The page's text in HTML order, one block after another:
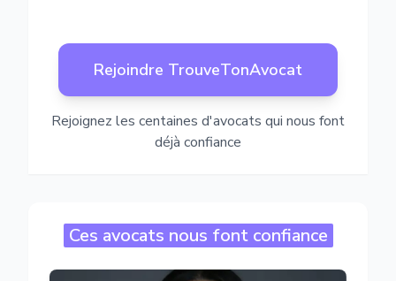
Rejoindre TrouveTonAvocat
Rejoignez les centaines d'avocats qui nous font
déjà confiance
Ces avocats nous font confiance